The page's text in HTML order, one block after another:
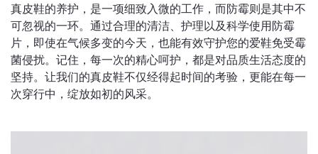
真皮鞋的养护，是一项细致入微的工作，而防霉则是其中不
可忽视的一环。通过合理的清洁、护理以及科学使用防霉
片，即使在气候多变的今天，也能有效守护您的爱鞋免受霉
菌侵扰。记住，每一次的精心呵护，都是对品质生活态度的
坚持。让我们的真皮鞋不仅经得起时间的考验，更能在每一
次穿行中，绽放如初的风采。